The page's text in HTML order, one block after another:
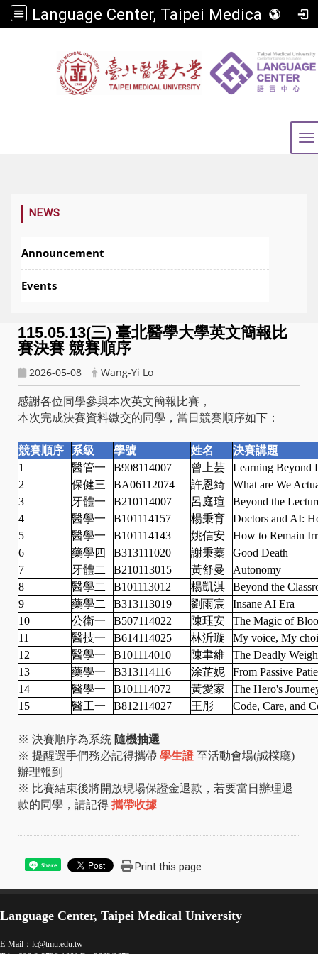
Language Center, Taipei Medical University
NEWS
Announcement
Events
115.05.13(三) 臺北醫學大學英文簡報比
賽決賽 競賽順序
2026-05-08 Wang-Yi Lo
感謝各位同學參與本次英文簡報比賽，
本次完成決賽資料繳交的同學，當日競賽順序如下：
競賽順序 系級 學號 姓名
決賽講題
1
醫管一 B908114007 曾上芸
Learning Beyond
2
保健三 BA06112074 許恩綺
What are We
3
牙體一 B210114007 呂庭瑄
Beyond the
4
醫學一 B101114157 楊秉育
Doctors and AI:
5
醫學一 B101114143 姚信安
How to Remain
6
藥學四 B313111020 謝秉蓁
Good Death
7
牙體二 B210113015 黃舒曼
Autonomy
8
醫學二 B101113012 楊凱淇
Beyond the
9
藥學二 B313113019 劉雨宸
Insane AI Era
10
公衛一 B507114022 陳珏安
The Magic of
11
醫技一 B614114025 林沂璇
My voice, My
12
醫學一 B101114010 陳聿維
The Deadly
13
藥學一 B313114116 涂芷妮
From Passive
14
醫學一 B101114072 黃愛家
The Hero's
15
醫工一 B812114027 王彤 Code, Care, and
※ 決賽順序為系統 隨機抽選
※ 提醒選手們務必記得攜帶 學生證至活動會場(誠樸廳)
辦理報到
※ 比賽結束後將開放現場保證金退款，若要當日辦理退
款的同學，請記得 攜帶收據
Share Print this page
Language Center, Taipei Medical University
E-Mail： lc@tmu.edu.tw